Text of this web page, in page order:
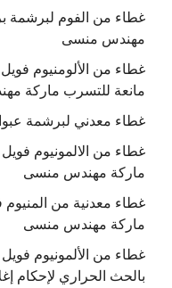
غطاء من الفوم لبرشمة
مهندس منسى
غطاء من الألومنيوم
مانعة للتسرب ماركة
غطاء معدني لبرشمة
غطاء من الالمونيوم
ماركة مهندس منسى
غطاء معدنية من
ماركة مهندس منسى
غطاء من الألمونيوم
بالحث الحراري لإحكام